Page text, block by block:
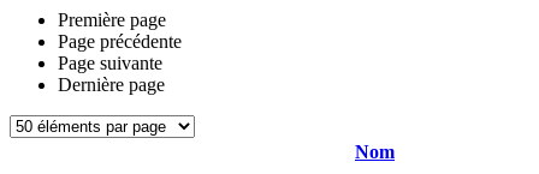
Première page
Page précédente
Page suivante
Dernière page
Nom